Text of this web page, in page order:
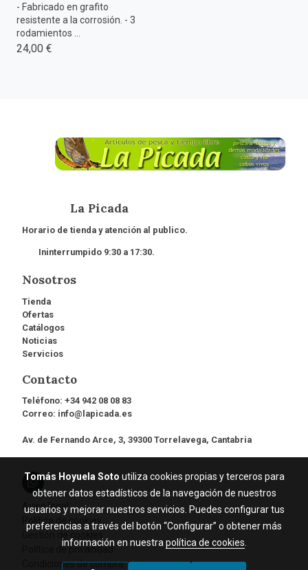
- Fabricado en grafito
resistente a la corrosión. - 3
rodamientos ...
24,00 €
La Picada
Horario de tienda y atención al publico.
Ininterrumpido 9:30 a 17:30.
Nosotros
Tienda
Ofertas
Catálogos
Noticias
Servicios
Contacto
Teléfono: +34 942 08 08 83
Correo: info@lapicada.es
Av. de Fernando Arce, 3, 39300 Torrelavega, Cantabria
Aviso legal
Política de cookies
Gestión de cookies
Política de privacidad
Condiciones de compra
Tomás Hoyuela Soto utiliza cookies propias y terceros para
obtener datos estadísticos de la navegación de nuestros
usuarios y mejorar nuestros servicios. Puedes configurar tus
preferencias a través del botón “Configurar” o obtener más
información en nuestra política de cookies